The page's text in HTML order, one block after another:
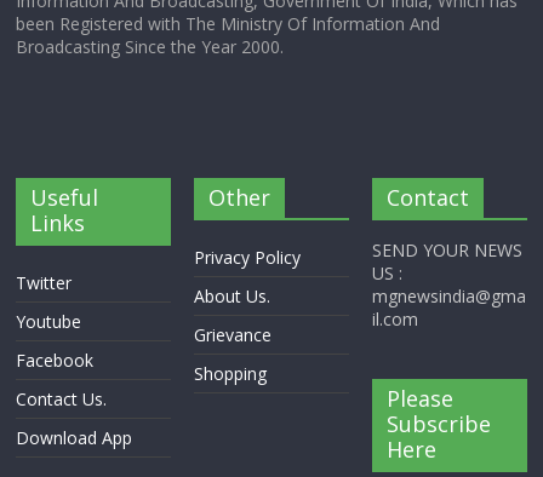
been Registered with The Ministry Of Information And
Broadcasting Since the Year 2000.
Useful
Links
Twitter
Youtube
Facebook
Contact Us.
Download App
Other
Privacy Policy
About Us.
Grievance
Shopping
Contact
SEND YOUR NEWS
US :
mgnewsindia@gma
il.com
Please
Subscribe
Here